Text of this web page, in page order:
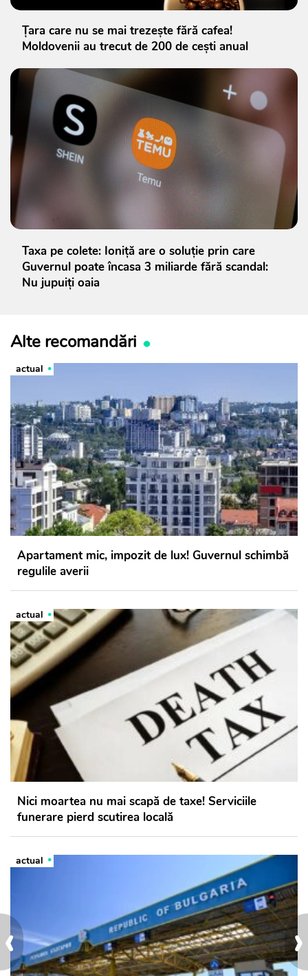
›
‹
Țara care nu se mai trezește fără cafea!
Moldovenii au trecut de 200 de cești anual
Taxa pe colete: Ioniță are o soluție prin care
Guvernul poate încasa 3 miliarde fără scandal:
Nu jupuiți oaia
Alte recomandări
actual
Apartament mic, impozit de lux! Guvernul schimbă
regulile averii
actual
Nici moartea nu mai scapă de taxe! Serviciile
funerare pierd scutirea locală
actual